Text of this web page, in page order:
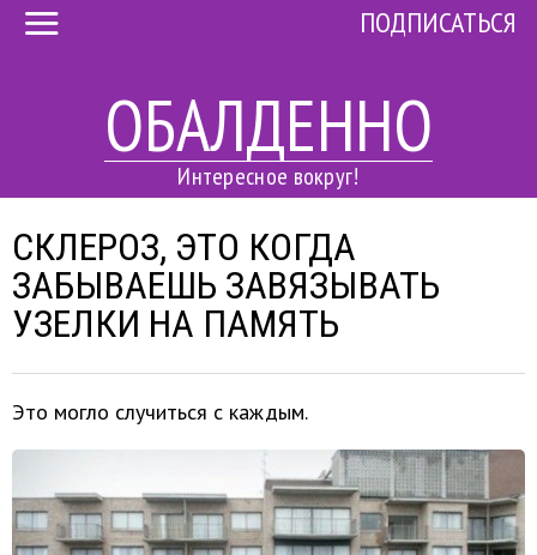
ОБАЛДЕННО
Интересное вокруг!
ПОДПИСАТЬСЯ
СКЛЕРОЗ, ЭТО КОГДА
ЗАБЫВАЕШЬ ЗАВЯЗЫВАТЬ
УЗЕЛКИ НА ПАМЯТЬ
Это могло случиться с каждым.